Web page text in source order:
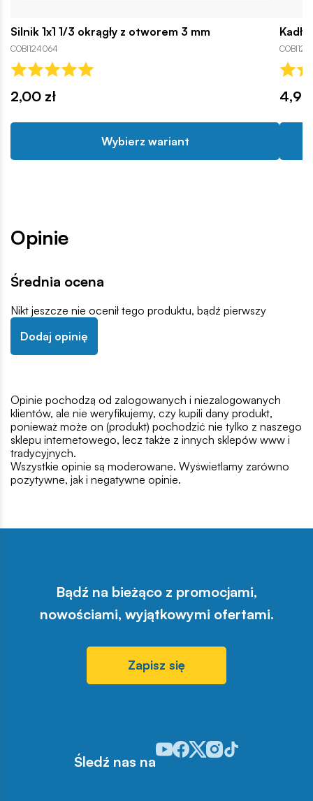
Silnik 1x1 1/3 okrągły z otworem 3 mm
COBI124064
2,00 zł
Wybierz wariant
4,90
Opinie
Średnia ocena
Nikt jeszcze nie ocenił tego produktu, bądź pierwszy
Dodaj opinię
Opinie pochodzą od zalogowanych i niezalogowanych
klientów, ale nie weryfikujemy, czy kupili dany produkt,
ponieważ może on (produkt) pochodzić nie tylko z naszego
sklepu internetowego, lecz także z innych sklepów www i
tradycyjnych.
Wszystkie opinie są moderowane. Wyświetlamy zarówno
pozytywne, jak i negatywne opinie.
Bądź na bieżąco z promocjami,
nowościami, wyjątkowymi ofertami.
Zapisz się
Śledź nas na
Odwiedź nasz profil w serwisie
Odwiedź nasz profil w
Odwiedź nasz profil w
Odwiedź nasz profil w
Odwiedź nasz